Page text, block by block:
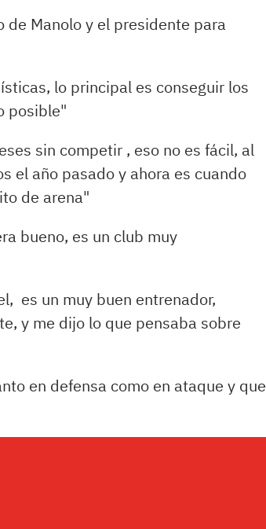
de Manolo y el presidente para
lo principal es conseguir los
posible"
sin competir , eso no es fácil, al
el año pasado y ahora es cuando
de arena"
bueno, es un club muy
es un muy buen entrenador,
y me dijo lo que pensaba sobre
en defensa como en ataque y que